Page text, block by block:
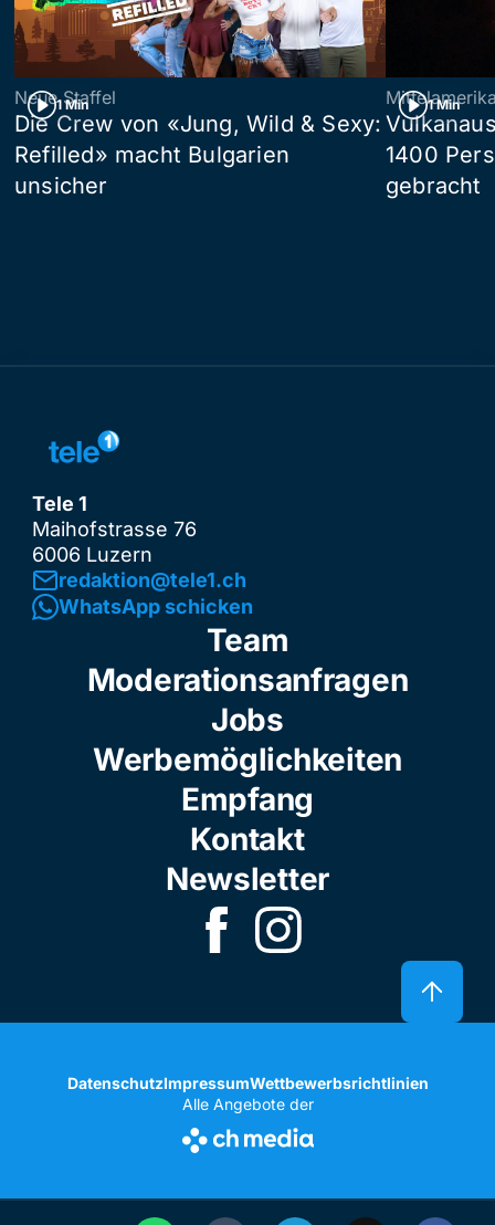
1 Min
Neue Staffel
Die Crew von «Jung, Wild & Sexy:
Refilled» macht Bulgarien
unsicher
1 Min
1400
gebracht
Tele 1
Maihofstrasse 76
6006 Luzern
redaktion@tele1.ch
WhatsApp schicken
Team
Moderationsanfragen
Jobs
Werbemöglichkeiten
Empfang
Kontakt
Newsletter
DatenschutzImpressumWettbewerbsrichtlinien
Alle Angebote der